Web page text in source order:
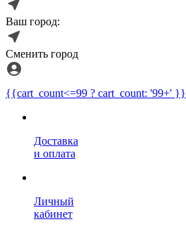
Ваш город:
Сменить город
{{cart_count<=99 ? cart_count: '99+' }}
Доставка
и оплата
Личный
кабинет